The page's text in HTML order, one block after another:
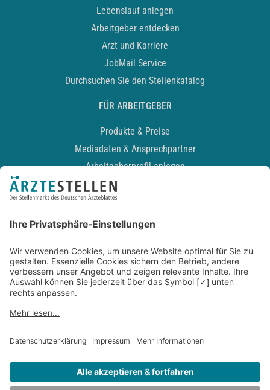
Lebenslauf anlegen
Arbeitgeber entdecken
Arzt und Karriere
JobMail Service
Durchsuchen Sie den Stellenkatalog
FÜR ARBEITGEBER
Produkte & Preise
Mediadaten & Ansprechpartner
Arbeitgeberprofil anlegen
Recruiting-Podcast
Kontakt
Datenschutz
Newsletter